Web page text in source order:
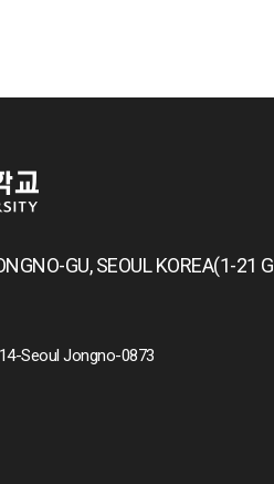
GU, SEOUL KOREA(1-21
Seoul Jongno-0873